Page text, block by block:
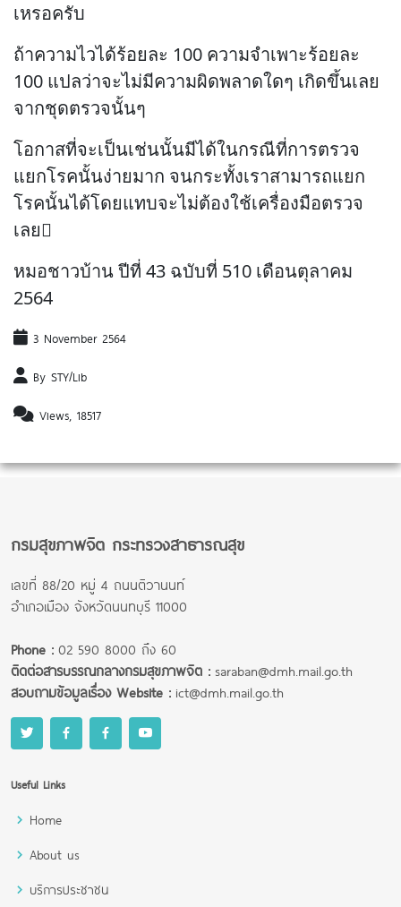
เหรอครับ
ถ้าความไวได้ร้อยละ 100 ความจำเพาะร้อยละ
100 แปลว่าจะไม่มีความผิดพลาดใดๆ เกิดขึ้นเลย
จากชุดตรวจนั้นๆ
โอกาสที่จะเป็นเช่นนั้นมีได้ในกรณีที่การตรวจ
แยกโรคนั้นง่ายมาก จนกระทั้งเราสามารถแยก
โรคนั้นได้โดยแทบจะไม่ต้องใช้เครื่องมือตรวจ
เลย
หมอชาวบ้าน ปีที่ 43 ฉบับที่ 510 เดือนตุลาคม
2564
3 November 2564
By STY/Lib
Views, 18517
กรมสุขภาพจิต กระทรวงสาธารณสุข
เลขที่ 88/20 หมู่ 4 ถนนติวานนท์
อำเภอเมือง จังหวัดนนทบุรี 11000
Phone :02 590 8000 ถึง 60
ติดต่อสารบรรณกลางกรมสุขภาพจิต :saraban@dmh.mail.go.th
สอบถามข้อมูลเรื่อง Website :ict@dmh.mail.go.th
Useful Links
Home
About us
บริการประชาชน